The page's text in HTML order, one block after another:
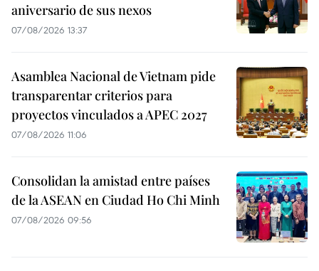
aniversario de sus nexos
07/08/2026 13:37
Asamblea Nacional de Vietnam pide
transparentar criterios para
proyectos vinculados a APEC 2027
07/08/2026 11:06
Consolidan la amistad entre países
de la ASEAN en Ciudad Ho Chi Minh
07/08/2026 09:56